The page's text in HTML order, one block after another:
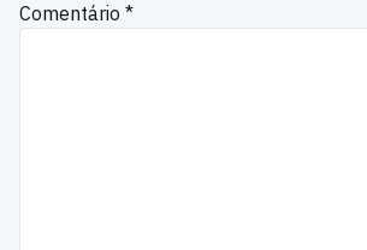
Comentário *